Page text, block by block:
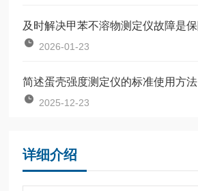
2026-01-23
简述蛋壳强度测定仪的标准使用方法
2025-12-23
详细介绍